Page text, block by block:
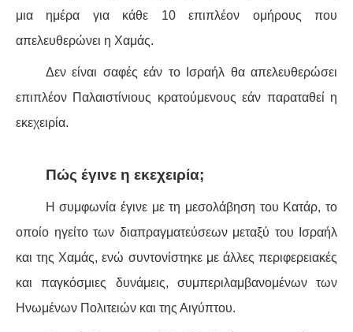
ΛΟΓΟΤΕΧΝΊΑ / ΤΈΧΝΗ
ΜΟΥΣΙΚΉ
μια ημέρα για κάθε 10 επιπλέον ομήρους που
απελευθερώνει η Χαμάς.
Δεν είναι σαφές εάν το Ισραήλ θα απελευθερώσει
επιπλέον Παλαιστίνιους κρατούμενους εάν παραταθεί η
εκεχειρία.
Πώς έγινε η εκεχειρία;
Η συμφωνία έγινε με τη μεσολάβηση του Κατάρ, το
οποίο ηγείτο των διαπραγματεύσεων μεταξύ του Ισραήλ
και της Χαμάς, ενώ συντονίστηκε με άλλες περιφερειακές
και παγκόσμιες δυνάμεις, συμπεριλαμβανομένων των
Ηνωμένων Πολιτειών και της Αιγύπτου.